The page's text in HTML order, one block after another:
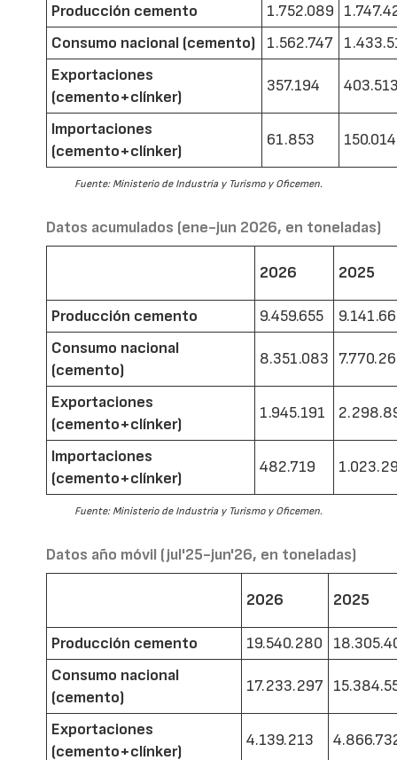
Producción cemento 1.752.089
Consumo nacional (cemento)
1.562.747
Exportaciones
(cemento+clínker)
357.194
Importaciones
(cemento+clínker)
61.853 150.014
Fuente: Ministerio de Industria y Turismo y Oficemen.
Datos acumulados (ene-jun 2026, en toneladas)
2026 2025
Producción cemento 9.459.655
Consumo nacional
(cemento)
8.351.083
Exportaciones
(cemento+clínker)
1.945.191
Importaciones
(cemento+clínker)
482.719
Fuente: Ministerio de Industria y Turismo y Oficemen.
Datos año móvil (jul'25-jun'26, en toneladas)
2026 2025
Producción cemento 19.540.280
Consumo nacional
(cemento)
17.233.297
Exportaciones
(cemento+clínker)
4.139.213